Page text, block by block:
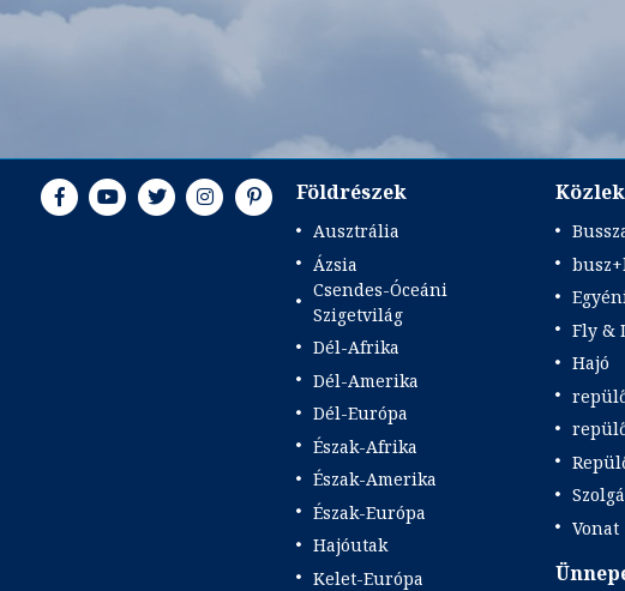
Földrészek
Ausztrália
Ázsia
Csendes-Óceáni
Szigetvilág
Dél-Afrika
Dél-Amerika
Dél-Európa
Észak-Afrika
Észak-Amerika
Észak-Európa
Hajóutak
Kelet-Európa
Fly &
Hajó
Vonat